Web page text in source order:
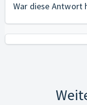
War diese Antwort